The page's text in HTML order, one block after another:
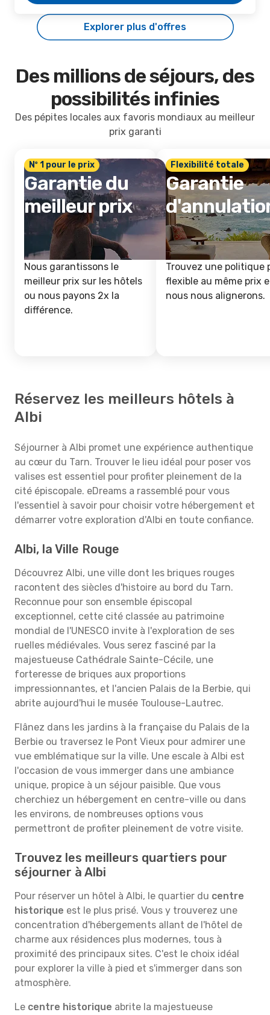
Explorer plus d'offres
Des millions de séjours, des
possibilités infinies
Des pépites locales aux favoris mondiaux au meilleur
prix garanti
Nº 1 pour le prix
Garantie du
meilleur prix
Nous garantissons le
meilleur prix sur les hôtels
ou nous payons 2x la
différence.
Flexibilité totale
Garantie
Trouvez une politique
flexible au même prix
nous nous alignerons.
Réservez les meilleurs hôtels à
Albi
Séjourner à Albi promet une expérience authentique
au cœur du Tarn. Trouver le lieu idéal pour poser vos
valises est essentiel pour profiter pleinement de la
cité épiscopale. eDreams a rassemblé pour vous
l'essentiel à savoir pour choisir votre hébergement et
démarrer votre exploration d'Albi en toute confiance.
Albi, la Ville Rouge
Découvrez Albi, une ville dont les briques rouges
racontent des siècles d'histoire au bord du Tarn.
Reconnue pour son ensemble épiscopal
exceptionnel, cette cité classée au patrimoine
mondial de l'UNESCO invite à l'exploration de ses
ruelles médiévales. Vous serez fasciné par la
majestueuse Cathédrale Sainte-Cécile, une
forteresse de briques aux proportions
impressionnantes, et l'ancien Palais de la Berbie, qui
abrite aujourd'hui le musée Toulouse-Lautrec.
Flânez dans les jardins à la française du Palais de la
Berbie ou traversez le Pont Vieux pour admirer une
vue emblématique sur la ville. Une escale à Albi est
l'occasion de vous immerger dans une ambiance
unique, propice à un séjour paisible. Que vous
cherchiez un hébergement en centre-ville ou dans
les environs, de nombreuses options vous
permettront de profiter pleinement de votre visite.
Trouvez les meilleurs quartiers pour
séjourner à Albi
Pour réserver un hôtel à Albi, le quartier du centre
historique est le plus prisé. Vous y trouverez une
concentration d'hébergements allant de l'hôtel de
charme aux résidences plus modernes, tous à
proximité des principaux sites. C'est le choix idéal
pour explorer la ville à pied et s'immerger dans son
atmosphère.
Le centre historique abrite la majestueuse